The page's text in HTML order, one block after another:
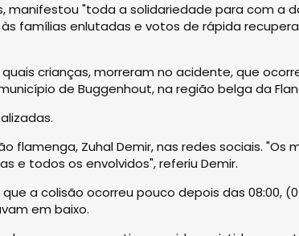
manifestou "toda a solidariedade para com a
famílias enlutadas e votos de rápida
crianças, morreram no acidente, que
de Buggenhout, na região belga da
flamenga, Zuhal Demir, nas redes sociais. "Os
e todos os envolvidos", referiu Demir.
a colisão ocorreu pouco depois das 08:00,
em baixo.